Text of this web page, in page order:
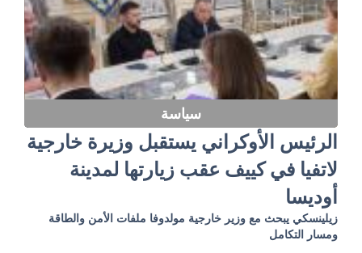
سياسة
الرئيس الأوكراني يستقبل وزيرة خارجية
لاتفيا في كييف عقب زيارتها لمدينة
أوديسا
زيلينسكي يبحث مع وزير خارجية مولدوفا ملفات الأمن والطاقة
ومسار التكامل